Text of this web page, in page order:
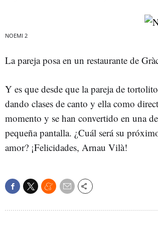
NOEMI 2
La pareja posa en un restaurante de
Y es que desde que la pareja de
dando clases de canto y ella como
momento y se han convertido en una
pequeña pantalla. ¿Cuál será su
amor? ¡Felicidades, Arnau Vilà!